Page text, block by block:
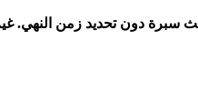
سبرة دون تحديد زمن